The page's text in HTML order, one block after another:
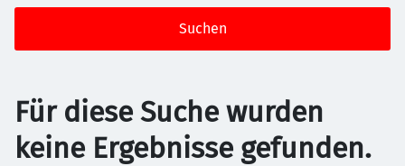
Suchen
Für diese Suche wurden
keine Ergebnisse gefunden.